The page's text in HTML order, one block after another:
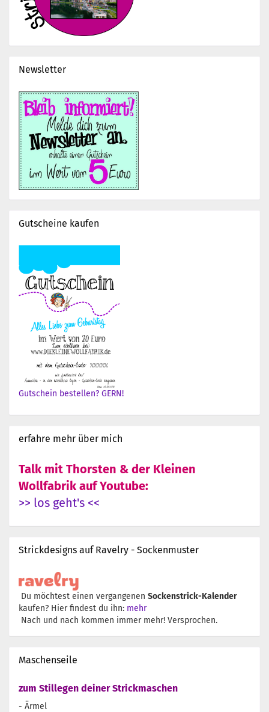
Newsletter
Gutscheine kaufen
Gutschein bestellen? GERN!
erfahre mehr über mich
Talk mit Thorsten & der Kleinen
Wollfabrik auf Youtube:
>> los geht's <<
Strickdesigns auf Ravelry - Sockenmuster
Du möchtest einen vergangenen Sockenstrick-Kalender
kaufen? Hier findest du ihn: mehr
Nach und nach kommen immer mehr! Versprochen.
Maschenseile
zum Stillegen deiner Strickmaschen
- Ärmel